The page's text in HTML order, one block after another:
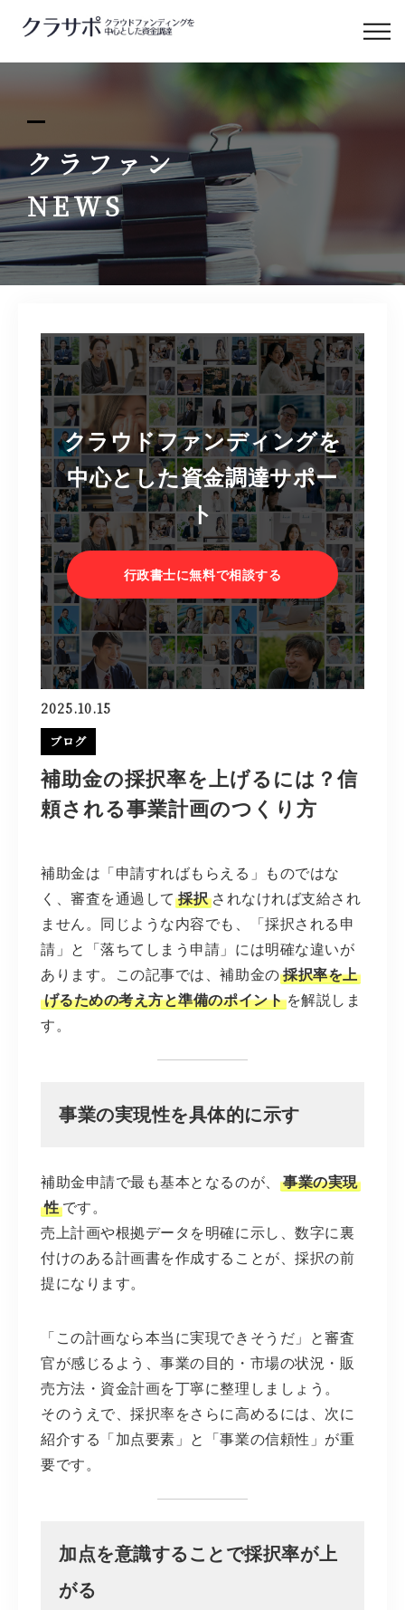
クラファン
NEWS
クラウドファンディングを
中心とした資金調達サポー
ト
行政書士に無料で相談する
2025.10.15
ブログ
補助金の採択率を上げるには？信
頼される事業計画のつくり方
補助金は「申請すればもらえる」ものではな
く、審査を通過して 採択 されなければ支給され
ません。同じような内容でも、「採択される申
請」と「落ちてしまう申請」には明確な違いが
あります。この記事では、補助金の 採択率を上
げるための考え方と準備のポイントを解説しま
す。
事業の実現性を具体的に示す
補助金申請で最も基本となるのが、
事業の実現
性です。
売上計画や根拠データを明確に示し、数字に裏
付けのある計画書を作成することが、採択の前
提になります。
「この計画なら本当に実現できそうだ」と審査
官が感じるよう、事業の目的・市場の状況・販
売方法・資金計画を丁寧に整理しましょう。
そのうえで、採択率をさらに高めるには、次に
紹介する「加点要素」と「事業の信頼性」が重
要です。
加点を意識することで採択率が上
がる
クラサポについて
クラサポの支援
サービス&料金
補助金と融資
お問い合わせ